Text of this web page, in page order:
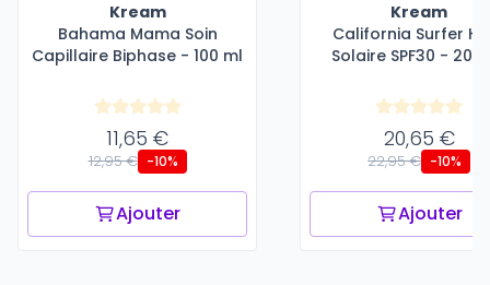
Kream
Bahama Mama Soin
Capillaire Biphase - 100 ml
11,65 €
12,95 € -10%
Ajouter
Kream
California Surfer
Solaire SPF30 - 200
20,65 €
22,95 € -10%
Ajouter